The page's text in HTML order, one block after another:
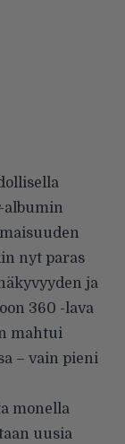
-albumin
nyt paras
ja
360 -lava
mahtui
– vain pieni
monella
uusia